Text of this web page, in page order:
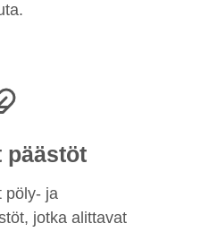
päästöt
pöly- ja
jotka alittavat